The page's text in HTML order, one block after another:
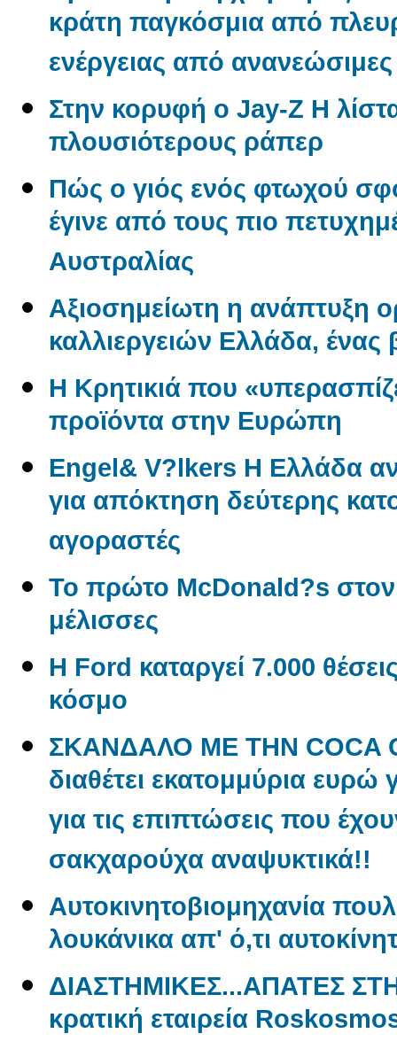
κράτη παγκόσμια από
ενέργειας από
Στην κορυφή ο Jay-Z Η
πλουσιότερους ράπερ
Πώς ο γιός ενός φτωχού
έγινε από τους πιο
Αυστραλίας
Αξιοσημείωτη η ανάπτυξη
καλλιεργειών Ελλάδα, ένας
Η Κρητικιά που
προϊόντα στην Ευρώπη
Engel& V?lkers Η Ελλάδα
για απόκτηση δεύτερης
αγοραστές
Το πρώτο McDonald?s
μέλισσες
Η Ford καταργεί 7.000
κόσμο
ΣΚΑΝΔΑΛΟ ΜΕ ΤΗΝ COCA
διαθέτει εκατομμύρια ευρώ
για τις επιπτώσεις που
σακχαρούχα αναψυκτικά!!
Aυτοκινητοβιομηχανία
λουκάνικα απ' ό,τι
ΔΙΑΣΤΗΜΙΚΕΣ...ΑΠΑΤΕΣ
κρατική εταιρεία